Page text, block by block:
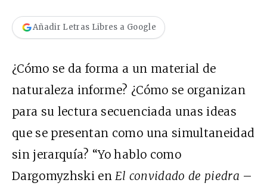
Añadir Letras Libres a Google
¿Cómo se da forma a un material de
naturaleza informe? ¿Cómo se organizan
para su lectura secuenciada unas ideas
que se presentan como una simultaneidad
sin jerarquía? “Yo hablo como
Dargomyzhski enEl convidado de piedra –